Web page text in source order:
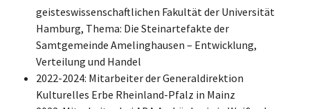
geisteswissenschaftlichen Fakultät der Universität
Hamburg, Thema: Die Steinartefakte der
Samtgemeinde Amelinghausen – Entwicklung,
Verteilung und Handel
2022-2024: Mitarbeiter der Generaldirektion
Kulturelles Erbe Rheinland-Pfalz in Mainz